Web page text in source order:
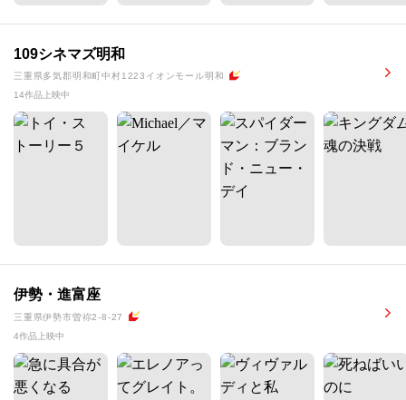
109シネマズ明和
三重県多気郡明和町中村1223イオンモール明和
14作品上映中
伊勢・進富座
三重県伊勢市曽祢2-8-27
4作品上映中